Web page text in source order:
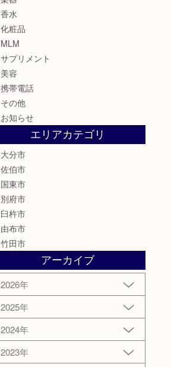
香水
化粧品
MLM
サプリメント
美容
携帯電話
その他
お知らせ
エリアカテゴリ
大分市
佐伯市
国東市
別府市
臼杵市
由布市
竹田市
アーカイブ
2026年
2025年
2024年
2023年